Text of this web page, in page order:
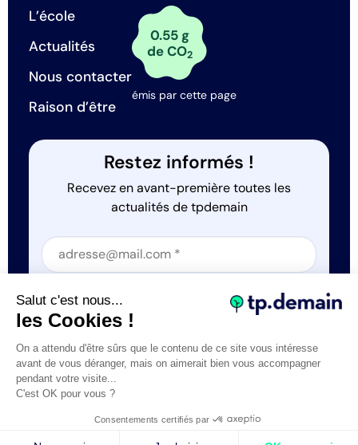
L’école
Actualités
Nous contacter
Raison d’être
0.55 g
de CO2
émis par cette page
Restez informés !
Recevez en avant-première toutes les
actualités de tpdemain
Section
Section
J'accepte que tp.demain utilise mes informations
Tous droits réservés © tp.demain 2026Mentions légales
Salut c'est nous...
les Cookies !
On a attendu d'être sûrs que le contenu de ce site vous intéresse
avant de vous déranger, mais on aimerait bien vous accompagner
pendant votre visite...
C'est OK pour vous ?
Consentements certifiés par